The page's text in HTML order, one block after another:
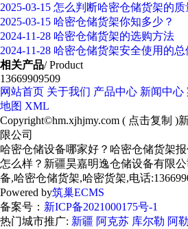
2025-03-15 怎么判断哈密仓储货架的质
2025-03-15 哈密仓储货架你知多少？
2024-11-28 哈密仓储货架的选购方法
2024-11-28 哈密仓储货架安全使用的总
相关产品/ Product
13669909509
网站首页 关于我们 产品中心 新闻中心
地图 XML
Copyright©hm.xjhjmy.com ( 点击复制 )
限公司
哈密仓储设备哪家好？哈密仓储货架
怎么样？新疆昊嘉明逸仓储设备有限
备,哈密仓储货架,哈密货架,电话
Powered by筑巢ECMS
备案号： 新ICP备2021000175号-1
热门城市推广: 新疆 阿克苏 库尔勒 阿